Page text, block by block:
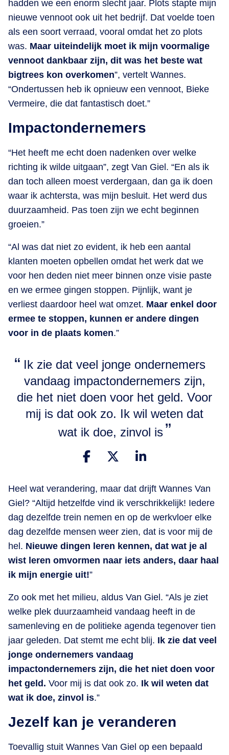
hadden we een enorm slecht jaar. Plots stapte mijn
nieuwe vennoot ook uit het bedrijf. Dat voelde toen
als een soort verraad, vooral omdat het zo plots
was. Maar uiteindelijk moet ik mijn voormalige
vennoot dankbaar zijn, dit was het beste wat
bigtrees kon overkomen”, vertelt Wannes.
“Ondertussen heb ik opnieuw een vennoot, Bieke
Vermeire, die dat fantastisch doet.”
Impactondernemers
“Het heeft me echt doen nadenken over welke
richting ik wilde uitgaan”, zegt Van Giel. “En als ik
dan toch alleen moest verdergaan, dan ga ik doen
waar ik achtersta, was mijn besluit. Het werd dus
duurzaamheid. Pas toen zijn we echt beginnen
groeien.”
“Al was dat niet zo evident, ik heb een aantal
klanten moeten opbellen omdat het werk dat we
voor hen deden niet meer binnen onze visie paste
en we ermee gingen stoppen. Pijnlijk, want je
verliest daardoor heel wat omzet. Maar enkel door
ermee te stoppen, kunnen er andere dingen
voor in de plaats komen.”
Ik zie dat veel jonge ondernemers
vandaag impactondernemers zijn,
die het niet doen voor het geld. Voor
mij is dat ook zo. Ik wil weten dat
wat ik doe, zinvol is
Heel wat verandering, maar dat drijft Wannes Van
Giel? “Altijd hetzelfde vind ik verschrikkelijk! Iedere
dag dezelfde trein nemen en op de werkvloer elke
dag dezelfde mensen weer zien, dat is voor mij de
hel. Nieuwe dingen leren kennen, dat wat je al
wist leren omvormen naar iets anders, daar haal
ik mijn energie uit!”
Zo ook met het milieu, aldus Van Giel. “Als je ziet
welke plek duurzaamheid vandaag heeft in de
samenleving en de politieke agenda tegenover tien
jaar geleden. Dat stemt me echt blij. Ik zie dat veel
jonge ondernemers vandaag
impactondernemers zijn, die het niet doen voor
het geld. Voor mij is dat ook zo. Ik wil weten dat
wat ik doe, zinvol is.”
Jezelf kan je veranderen
Toevallig stuit Wannes Van Giel op een bepaald